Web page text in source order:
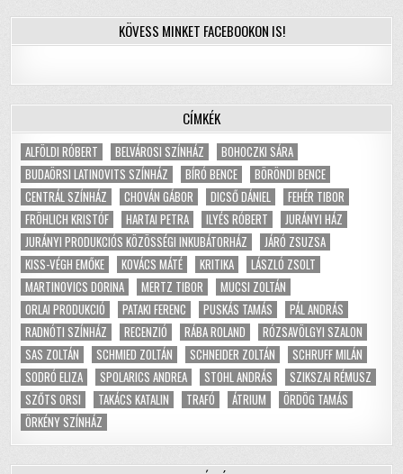
KÖVESS MINKET FACEBOOKON IS!
CÍMKÉK
ALFÖLDI RÓBERT BELVÁROSI SZÍNHÁZ
BOHOCZKI SÁRA
BUDAÖRSI LATINOVITS SZÍNHÁZ
BÍRÓ BENCE
BÖRÖNDI BENCE
CENTRÁL SZÍNHÁZ
CHOVÁN GÁBOR DICSŐ DÁNIEL
FEHÉR TIBOR
FRÖHLICH KRISTÓF
HARTAI PETRA ILYÉS RÓBERT
JURÁNYI HÁZ
JURÁNYI PRODUKCIÓS KÖZÖSSÉGI INKUBÁTORHÁZ
JÁRÓ ZSUZSA
KISS-VÉGH EMŐKE
KOVÁCS MÁTÉ KRITIKA
LÁSZLÓ ZSOLT
MARTINOVICS DORINA
MERTZ TIBOR
MUCSI ZOLTÁN
ORLAI PRODUKCIÓ
PATAKI FERENC PUSKÁS TAMÁS
PÁL ANDRÁS
RADNÓTI SZÍNHÁZ
RECENZIÓ RÁBA ROLAND
RÓZSAVÖLGYI SZALON
SAS ZOLTÁN
SCHMIED ZOLTÁN SCHNEIDER ZOLTÁN
SCHRUFF MILÁN
SODRÓ ELIZA
SPOLARICS ANDREA STOHL ANDRÁS
SZIKSZAI RÉMUSZ
SZŐTS ORSI
TAKÁCS KATALIN TRAFÓ ÁTRIUM
ÖRDÖG TAMÁS
ÖRKÉNY SZÍNHÁZ